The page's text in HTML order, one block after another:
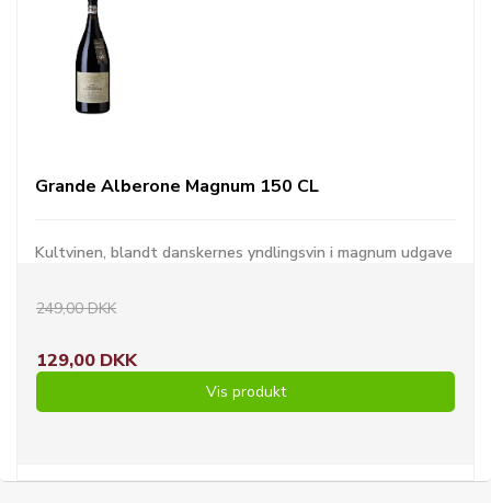
Grande Alberone Magnum 150 CL
Kultvinen, blandt danskernes yndlingsvin i magnum udgave
249,00 DKK
129,00 DKK
Vis produkt